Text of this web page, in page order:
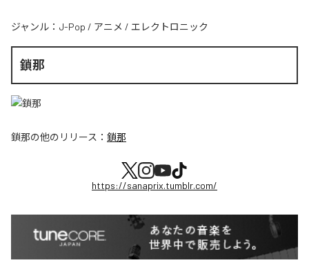
ジャンル： J-Pop / アニメ / エレクトロニック
鎖那
鎖那の他のリリース： 鎖那
https://sanaprix.tumblr.com/